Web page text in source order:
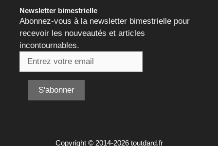
Newsletter bimestrielle
Abonnez-vous à la newsletter bimestrielle pour
recevoir les nouveautés et articles
incontournables.
Copyright © 2014-2026 toutdard.fr